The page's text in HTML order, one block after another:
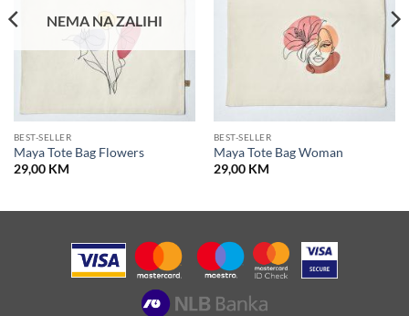
NEMA NA ZALIHI
BEST-SELLER
Maya Tote Bag Flowers
29,00 KM
BEST-SELLER
Maya Tote Bag Woman
29,00 KM